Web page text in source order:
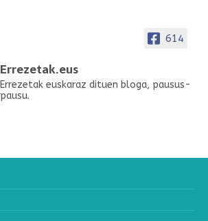
614
Errezetak.eus
Errezetak euskaraz dituen bloga, pausus-
pausu.